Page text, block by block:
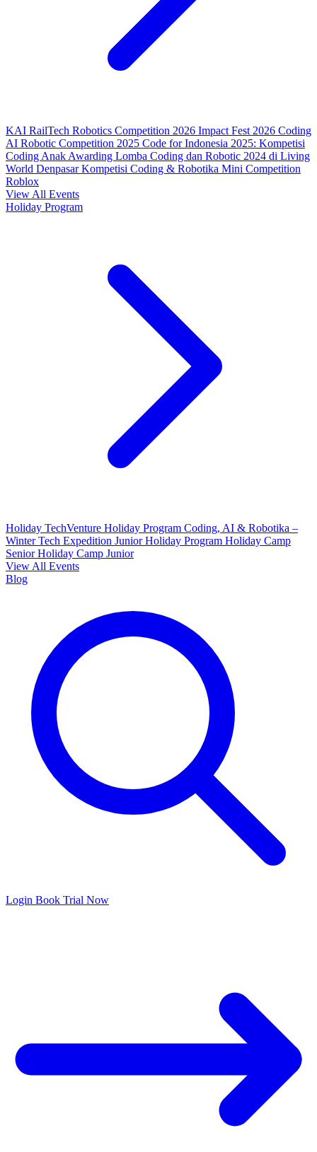
KAI RailTech Robotics Competition 2026 Impact Fest 2026 Coding
AI Robotic Competition 2025 Code for Indonesia 2025: Kompetisi
Coding Anak Awarding Lomba Coding dan Robotic 2024 di Living
World DenpasarKompetisi Coding & Robotika Mini Competition
Roblox
View All Events
Holiday Program
Holiday TechVenture Holiday Program Coding, AI & Robotika –
Winter Tech Expedition Junior Holiday Program Holiday Camp
SeniorHoliday Camp Junior
View All Events
Blog
Login Book Trial Now